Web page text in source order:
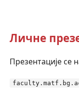
Личне
Презентације се